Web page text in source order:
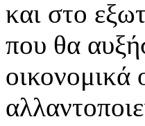
και στο
που θα